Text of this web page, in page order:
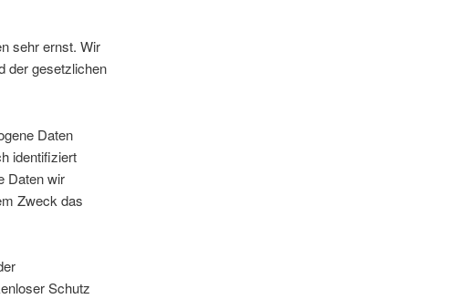
sehr ernst. Wir
der gesetzlichen
Daten
identifiziert
Daten wir
Zweck das
Schutz